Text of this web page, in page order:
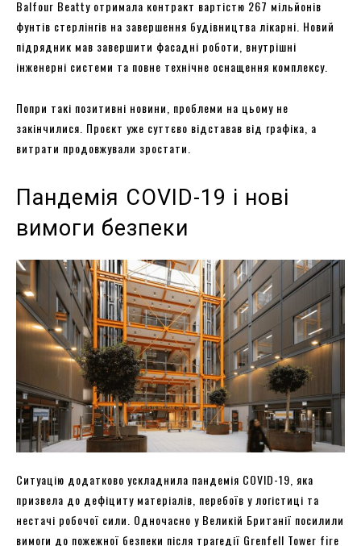
Balfour Beatty отримала контракт вартістю 267 мільйонів
фунтів стерлінгів на завершення будівництва лікарні. Новий
підрядник мав завершити фасадні роботи, внутрішні
інженерні системи та повне технічне оснащення комплексу.
Попри такі позитивні новини, проблеми на цьому не
закінчилися. Проєкт уже суттєво відставав від графіка, а
витрати продовжували зростати.
Пандемія COVID-19 і нові
вимоги безпеки
Ситуацію додатково ускладнила пандемія COVID-19, яка
призвела до дефіциту матеріалів, перебоїв у логістиці та
нестачі робочої сили. Одночасно у Великій Британії посилили
вимоги до пожежної безпеки після трагедії Grenfell Tower fire